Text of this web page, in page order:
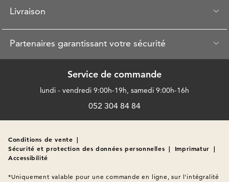
Livraison
Partenaires garantissant votre sécurité
Service de commande
lundi - vendredi 9:00h-19h, samedi 9:00h-16h
052 304 84 84
Conditions de vente |
Sécurité et protection des données personnelles | Imprimatur |
Accessibilité
*Uniquement valable pour une commande en ligne, sur l'intégralité